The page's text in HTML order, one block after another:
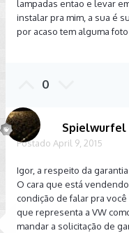
lampadas entao e levar
instalar pra mim, a sua é
por acaso tem alguma
0
Spielwurfel
Postado April 9, 2015
Igor, a respeito da
O cara que está
condição de falar pra
que representa a VW
mandar a solicitação de